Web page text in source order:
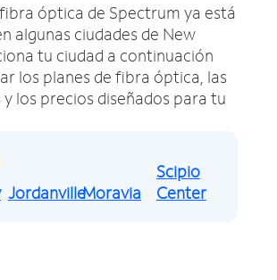
óptica de Spectrum ya está
algunas ciudades de New
tu ciudad a continuación
los planes de fibra óptica, las
los precios diseñados para tu
JordanvilleMoravia
Scipio
Center